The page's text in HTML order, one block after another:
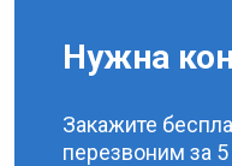
Нужна
Закажите
перезвоним за